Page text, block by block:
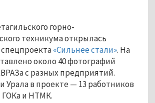
горно-
техникума открылась
«Сильнее стали». На
около 40 фотографий
с разных предприятий.
Урала в проекте — 13 работников
ГОКа и НТМК.